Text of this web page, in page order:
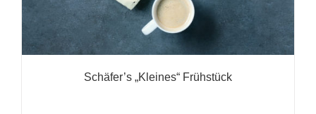
Schäfer’s „Kleines“ Frühstück